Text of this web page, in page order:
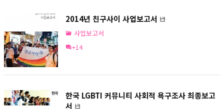
2014년 친구사이 사업보고서
사업보고서
+14
한국 LGBTI 커뮤니티 사회적 욕구조사 최종보고
서